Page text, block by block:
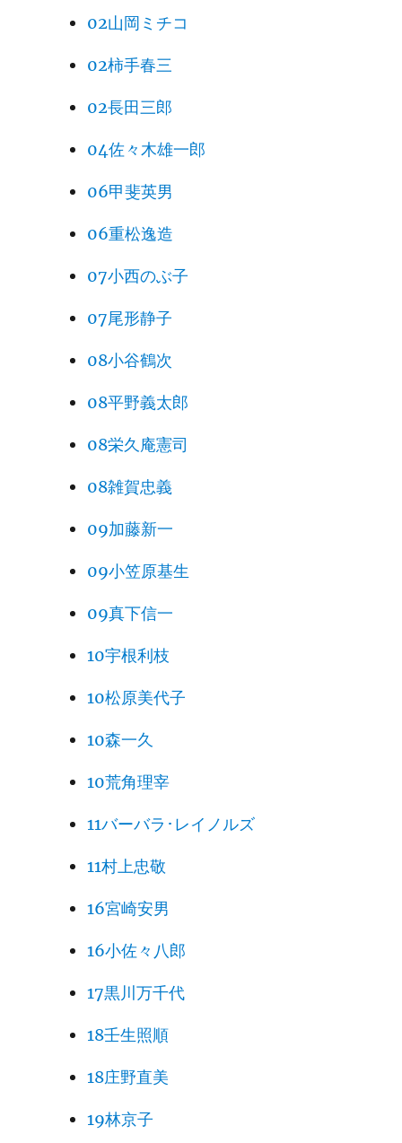
02山岡ミチコ
02柿手春三
02長田三郎
04佐々木雄一郎
06甲斐英男
06重松逸造
07小西のぶ子
07尾形静子
08小谷鶴次
08平野義太郎
08栄久庵憲司
08雑賀忠義
09加藤新一
09小笠原基生
09真下信一
10宇根利枝
10松原美代子
10森一久
10荒角理宰
11バーバラ･レイノルズ
11村上忠敬
16宮崎安男
16小佐々八郎
17黒川万千代
18壬生照順
18庄野直美
19林京子